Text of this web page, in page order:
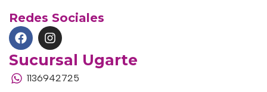
Redes Sociales
Sucursal Ugarte
1136942725